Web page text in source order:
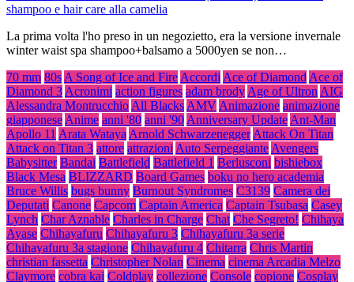
shampoo e hair care alla camelia
La prima volta l'ho preso in un negozietto, era la versione invernale
winter waist spa shampoo+balsamo a 5000yen se non…
70 mm 80s A Song of Ice and Fire Accordi Ace of Diamond Ace of
Diamond 3 Acronimi action figures adam brody Age of Ultron AIG
Alessandra Montrucchio All Blacks AMV Animazione animazione
giapponese Anime anni '80 anni '90 Anniversary Update Ant-Man
Apollo 11 Arata Wataya Arnold Schwarzenegger Attack On Titan
Attack on Titan 3 attore attrazioni Auto Serpeggiante Avengers
Babysitter Bandai Battlefield Battlefield 1 Berlusconi bishiebox
Black Mesa BLIZZARD Board Games boku no hero academia
Bruce Willis bugs bunny Burnout Syndromes C3139 Camera dei
Deputati Canone Capcom Captain America Captain Tsubasa Casey
Lynch Char Aznable Charles in Charge Chat Che Segreto! Chihaya
Ayase Chihayafuru Chihayafuru 3 Chihayafuru 3a serie
Chihayafuru 3a stagione Chihayafuru 4 Chitarra Chris Martin
christian fassetta Christopher Nolan Cinema cinema Arcadia Melzo
Claymore cobra kai Coldplay collezione Console copione Cosplay